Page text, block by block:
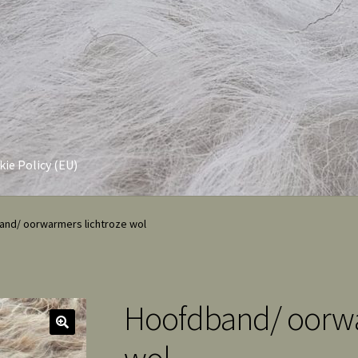
Policy (EU)
oorwarmers lichtroze wol
Hoofdband/